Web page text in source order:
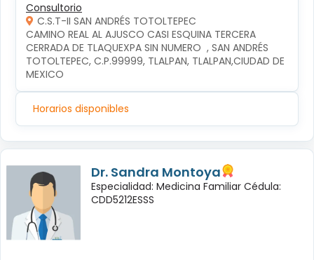
Consultorio
C.S.T-II SAN ANDRÉS TOTOLTEPEC
CAMINO REAL AL AJUSCO CASI ESQUINA TERCERA
CERRADA DE TLAQUEXPA SIN NUMERO  , SAN ANDRÉS
TOTOLTEPEC, C.P.99999, TLALPAN, TLALPAN,CIUDAD DE
MEXICO
Horarios disponibles
Dr. Sandra Montoya
Especialidad: Medicina Familiar Cédula:
CDD5212ESSS